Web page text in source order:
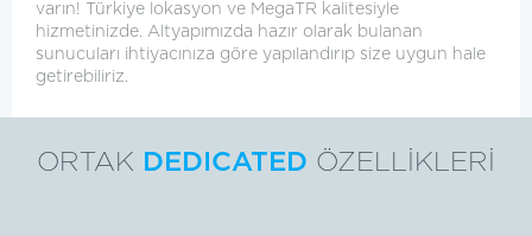
varın! Türkiye lokasyon ve MegaTR kalitesiyle
hizmetinizde. Altyapımızda hazır olarak bulanan
sunucuları ihtiyacınıza göre yapılandırıp size uygun hale
getirebiliriz.
ORTAK DEDICATED ÖZELLİKLERİ